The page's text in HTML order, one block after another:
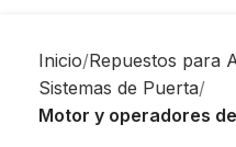
Inicio Repuestos para
Sistemas de Puerta
Motor y operadores